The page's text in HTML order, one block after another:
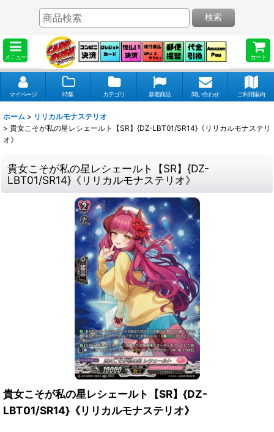
メニュー カート
検索
マイページ 特集 カテゴリ 新着商品 問い合わせ ご利用案内
ホーム > リリカルモナステリオ
> 貴女こそが私の星レシェールト【SR】{DZ-LBT01/SR14}《リリカルモナステリ
オ》
貴女こそが私の星レシェールト【SR】{DZ-
LBT01/SR14}《リリカルモナステリオ》
貴女こそが私の星レシェールト【SR】{DZ-
LBT01/SR14}《リリカルモナステリオ》